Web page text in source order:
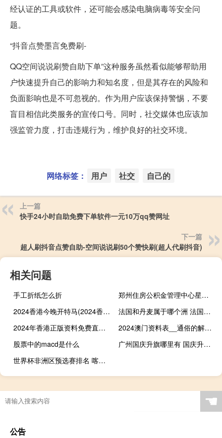
经认证的工具或软件，还可能会感染电脑病毒等安全问
题。
“抖音点赞墨言免费刷-
QQ空间说说刷赞自助下单”这种服务虽然看似能够帮助用
户快速提升自己的影响力和知名度，但是其存在的风险和
负面影响也是不可忽视的。作为用户应该保持警惕，不要
盲目相信此类服务的宣传口号。同时，社交媒体也应该加
强监管力度，打击违规行为，维护良好的社交环境。
网络标签： 用户 社交 自己的
上一篇
快手24小时自助免费下单软件一元10万qq赞网址
下一篇
超人刷抖音点赞自助-空间说说刷50个赞快刷(超人代刷抖音)
相关问题
手工折纸怎么折
郑州住房公积金管理中心星期六上班吗 郑州住房公积金管理中心
2024香港今晚开特马(2024香港今期开奖号码)--作答解释落实--V39.88.79
法国和丹麦属于哪个洲 法国和丹麦足球哪个厉害
2024年香港正版资料免费直播_智能AI深度解析_百家号版v47.08.123
2024澳门资料表__通俗的解释解答-301.DS0.5
股票中的macd是什么
广州国庆升旗哪里有 国庆升旗仪式有多震撼
世界杯非洲区预选赛排名 喀麦隆足球世界杯排名
☚
公告